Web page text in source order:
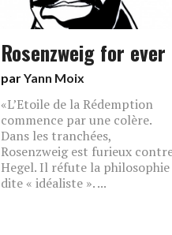
Rosenzweig for ever
parYann Moix
«L’Etoile de la Rédemption
commence par une colère.
Dans les tranchées,
Rosenzweig est furieux
Hegel. Il réfute la philosophie
dite « idéaliste ». ...